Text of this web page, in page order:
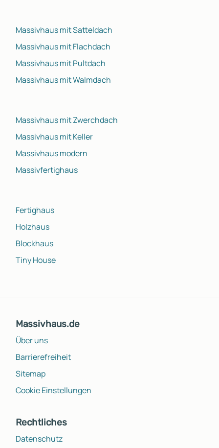
Massivhaus mit Satteldach
Massivhaus mit Flachdach
Massivhaus mit Pultdach
Massivhaus mit Walmdach
Massivhaus mit Zwerchdach
Massivhaus mit Keller
Massivhaus modern
Massivfertighaus
Fertighaus
Holzhaus
Blockhaus
Tiny House
Massivhaus.de
Über uns
Barrierefreiheit
Sitemap
Cookie Einstellungen
Rechtliches
Datenschutz